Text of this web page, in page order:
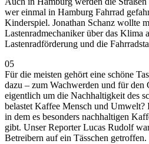
wer einmal in Hamburg Fahrrad
Kinderspiel. Jonathan Schanz wollte
Lastenradmechaniker über das Klima
Lastenradförderung und die
05
Für die meisten gehört eine schöne
dazu – zum Wachwerden und für den
eigentlich um die Nachhaltigkeit des
belastet Kaffee Mensch und Umwelt?
in dem es besonders nachhaltigen
gibt. Unser Reporter Lucas Rudolf
Betreibern auf ein Tässchen getroffen.